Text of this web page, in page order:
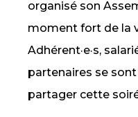
organisé son
moment fort de la
Adhérent·e·s,
partenaires se sont
partager cette